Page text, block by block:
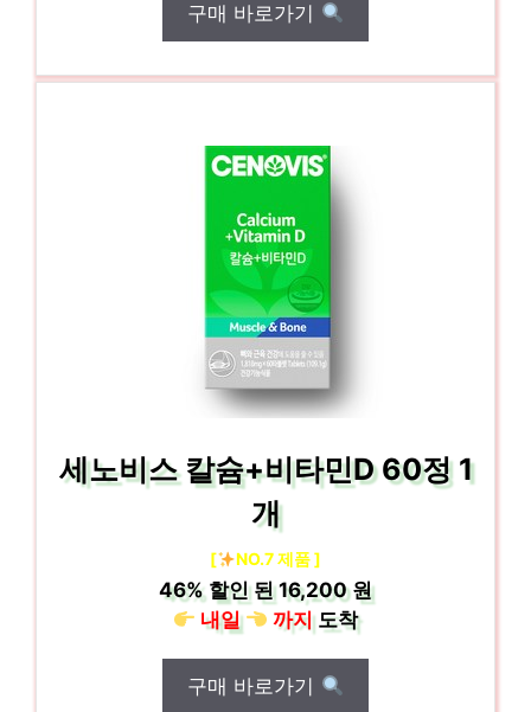
구매 바로가기
세노비스 칼슘+비타민D 60정 1
개
[ NO.7 제품 ]
46%할인 된16,200 원
내일
까지도착
구매 바로가기